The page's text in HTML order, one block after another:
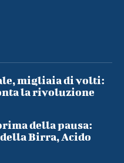
migliaia di volti:
la rivoluzione
della pausa:
Birra, Acido